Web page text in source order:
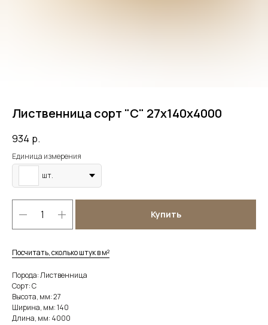
Лиственница сорт "C" 27х140х4000
934 р.
Единица измерения
шт.
Купить
Посчитать, сколько штук в м²
Порода: Лиственница
Сорт: C
Высота, мм: 27
Ширина, мм: 140
Длина, мм: 4000